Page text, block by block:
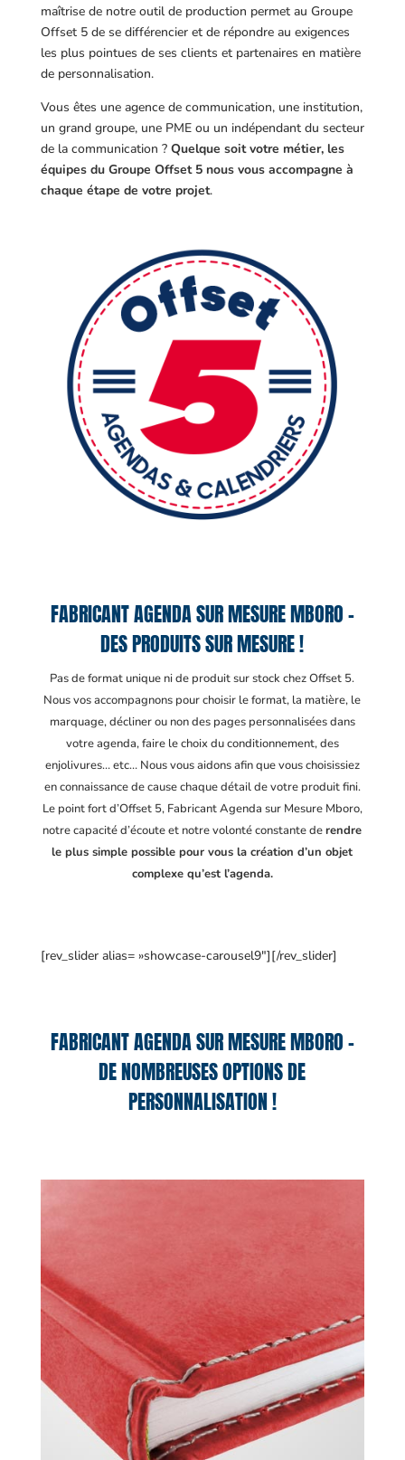
maîtrise de notre outil de production permet au Groupe
Offset 5 de se différencier et de répondre au exigences
les plus pointues de ses clients et partenaires en matière
de personnalisation.
Vous êtes une agence de communication, une institution,
un grand groupe, une PME ou un indépendant du secteur
de la communication ? Quelque soit votre métier, les
équipes du Groupe Offset 5 nous vous accompagne à
chaque étape de votre projet.
FABRICANT AGENDA SUR MESURE MBORO –
DES PRODUITS SUR MESURE !
Pas de format unique ni de produit sur stock chez Offset 5.
Nous vos accompagnons pour choisir le format, la matière, le
marquage, décliner ou non des pages personnalisées dans
votre agenda, faire le choix du conditionnement, des
enjolivures… etc… Nous vous aidons afin que vous choisissiez
en connaissance de cause chaque détail de votre produit fini.
Le point fort d’Offset 5, Fabricant Agenda sur Mesure Mboro,
notre capacité d’écoute et notre volonté constante derendre
le plus simple possible pour vous la création d’un objet
complexe qu’est l’agenda.
[rev_slider alias= »showcase-carousel9″][/rev_slider]
FABRICANT AGENDA SUR MESURE MBORO –
DE NOMBREUSES OPTIONS DE
PERSONNALISATION !